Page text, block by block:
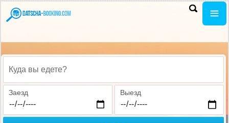
Куда вы едете?
Заезд Выезд